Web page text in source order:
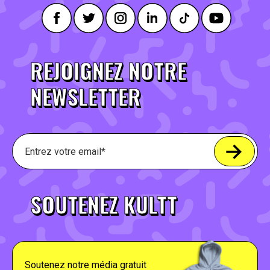
REJOIGNEZ NOTRE
NEWSLETTER
SOUTENEZ KULTT
Soutenez notre média gratuit